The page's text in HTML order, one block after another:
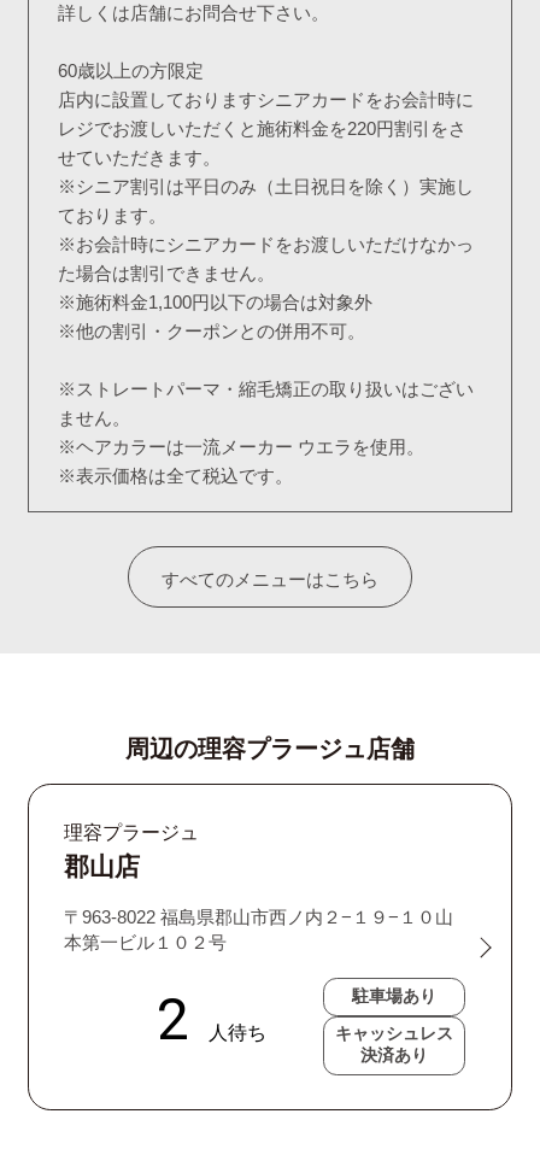
詳しくは店舗にお問合せ下さい。
60歳以上の方限定
店内に設置しておりますシニアカードをお会計時に
レジでお渡しいただくと施術料金を220円割引をさ
せていただきます。
※シニア割引は平日のみ（土日祝日を除く）実施し
ております。
※お会計時にシニアカードをお渡しいただけなかっ
た場合は割引できません。
※施術料金1,100円以下の場合は対象外
※他の割引・クーポンとの併用不可。
※ストレートパーマ・縮毛矯正の取り扱いはござい
ません。
※ヘアカラーは一流メーカー ウエラを使用。
※表示価格は全て税込です。
すべてのメニューはこちら
周辺の理容プラージュ店舗
理容プラージュ
郡山店
〒963-8022 福島県郡山市西ノ内２−１９−１０山
本第一ビル１０２号
駐車場あり
キャッシュレス
決済あり